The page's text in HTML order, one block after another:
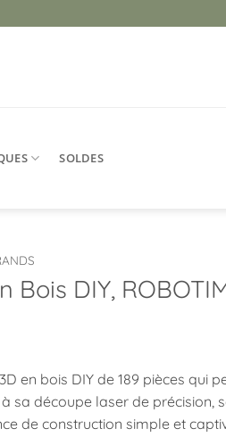
SOLDES
Bois DIY,
en bois DIY de 189 pièces qui
sa découpe laser de précision,
de construction simple et